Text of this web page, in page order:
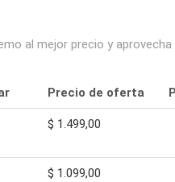
al mejor precio y
Precio de oferta
$ 1.499,00
$ 1.099,00